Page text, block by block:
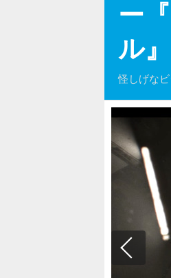
ー
ル
怪しげな